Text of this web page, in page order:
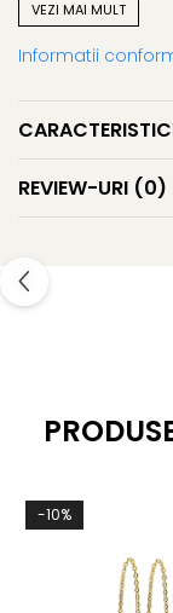
16mm.
Bijuteria vine
pentru curatarea
garantie si
Greutate: aprox
VEZI MAI MULT
Informatii
REVIEW-URI (0)
-10%